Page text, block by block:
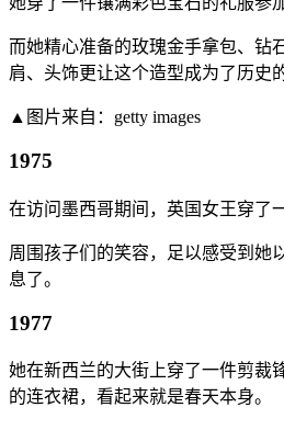
而她精心准备的玫瑰金手拿包、钻
肩、头饰更让这个造型成为了历史
▲图片来自：getty images
1975
在访问墨西哥期间，英国女王穿了
周围孩子们的笑容，足以感受到她
息了。
1977
她在新西兰的大街上穿了一件剪裁
的连衣裙，看起来就是春天本身。